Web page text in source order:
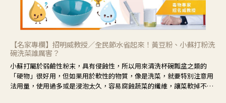
【名家專欄】招明威教授／全民節水省起來！黃豆粉、小蘇打粉洗
碗洗菜誰厲害？
小蘇打屬於弱鹼性粉末，具有侵蝕性，所以用來清洗杯碗瓢盆之類的
「硬物」很好用，但如果用於軟性的物質，像是洗菜，就要特別注意用
法用量，使用過多或是浸泡太久，容易腐蝕蔬菜的纖維，讓菜軟掉不清